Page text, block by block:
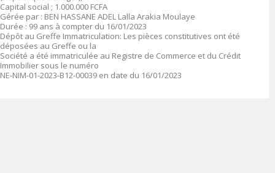
Capital social ; 1.000.000 FCFA
Gérée par : BEN HASSANE ADEL Lalla Arakia Moulaye
Durée : 99 ans à compter du 16/01/2023
Dépôt au Greffe Immatriculation: Les pièces constitutives ont été
déposées au Greffe ou la
Société a été immatriculée au Registre de Commerce et du Crédit
Immobilier sous le numéro
NE-NIM-01-2023-B12-00039 en date du 16/01/2023